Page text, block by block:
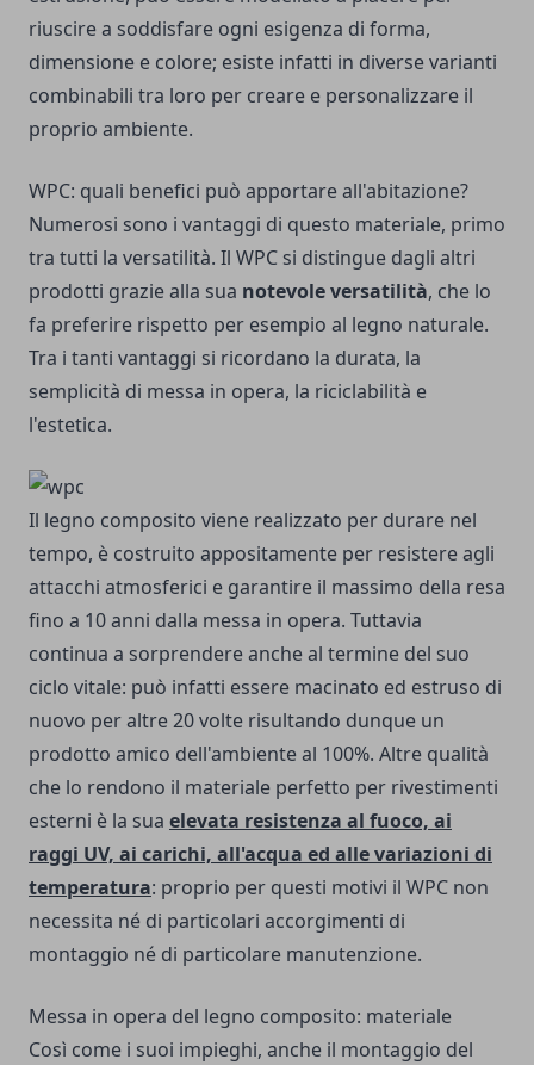
riuscire a soddisfare ogni esigenza di forma,
dimensione e colore; esiste infatti in diverse varianti
combinabili tra loro per creare e personalizzare il
proprio ambiente.
WPC: quali benefici può apportare all'abitazione?
Numerosi sono i vantaggi di questo materiale, primo
tra tutti la versatilità. Il WPC si distingue dagli altri
prodotti grazie alla sua notevole versatilità, che lo
fa preferire rispetto per esempio al legno naturale.
Tra i tanti vantaggi si ricordano la durata, la
semplicità di messa in opera, la riciclabilità e
l'estetica.
Il legno composito viene realizzato per durare nel
tempo, è costruito appositamente per resistere agli
attacchi atmosferici e garantire il massimo della resa
fino a 10 anni dalla messa in opera. Tuttavia
continua a sorprendere anche al termine del suo
ciclo vitale: può infatti essere macinato ed estruso di
nuovo per altre 20 volte risultando dunque un
prodotto amico dell'ambiente al 100%. Altre qualità
che lo rendono il materiale perfetto per rivestimenti
esterni è la sua elevata resistenza al fuoco, ai
raggi UV, ai carichi, all'acqua ed alle variazioni di
temperatura: proprio per questi motivi il WPC non
necessita né di particolari accorgimenti di
montaggio né di particolare manutenzione.
Messa in opera del legno composito: materiale
Così come i suoi impieghi, anche il montaggio del